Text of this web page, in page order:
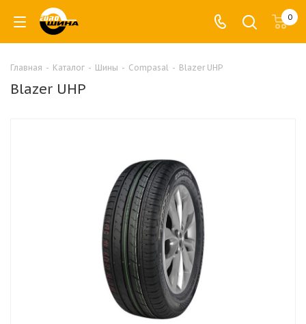
0
Главная - Каталог - Шины - Compasal - Blazer UHP
Blazer UHP